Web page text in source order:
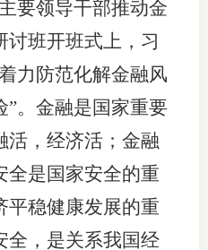
要领导干部推动金
讨班开班式上，习
力防范化解金融风
”。金融是国家重要
活，经济活；金融
全是国家安全的重
平稳健康发展的重
全，是关系我国经